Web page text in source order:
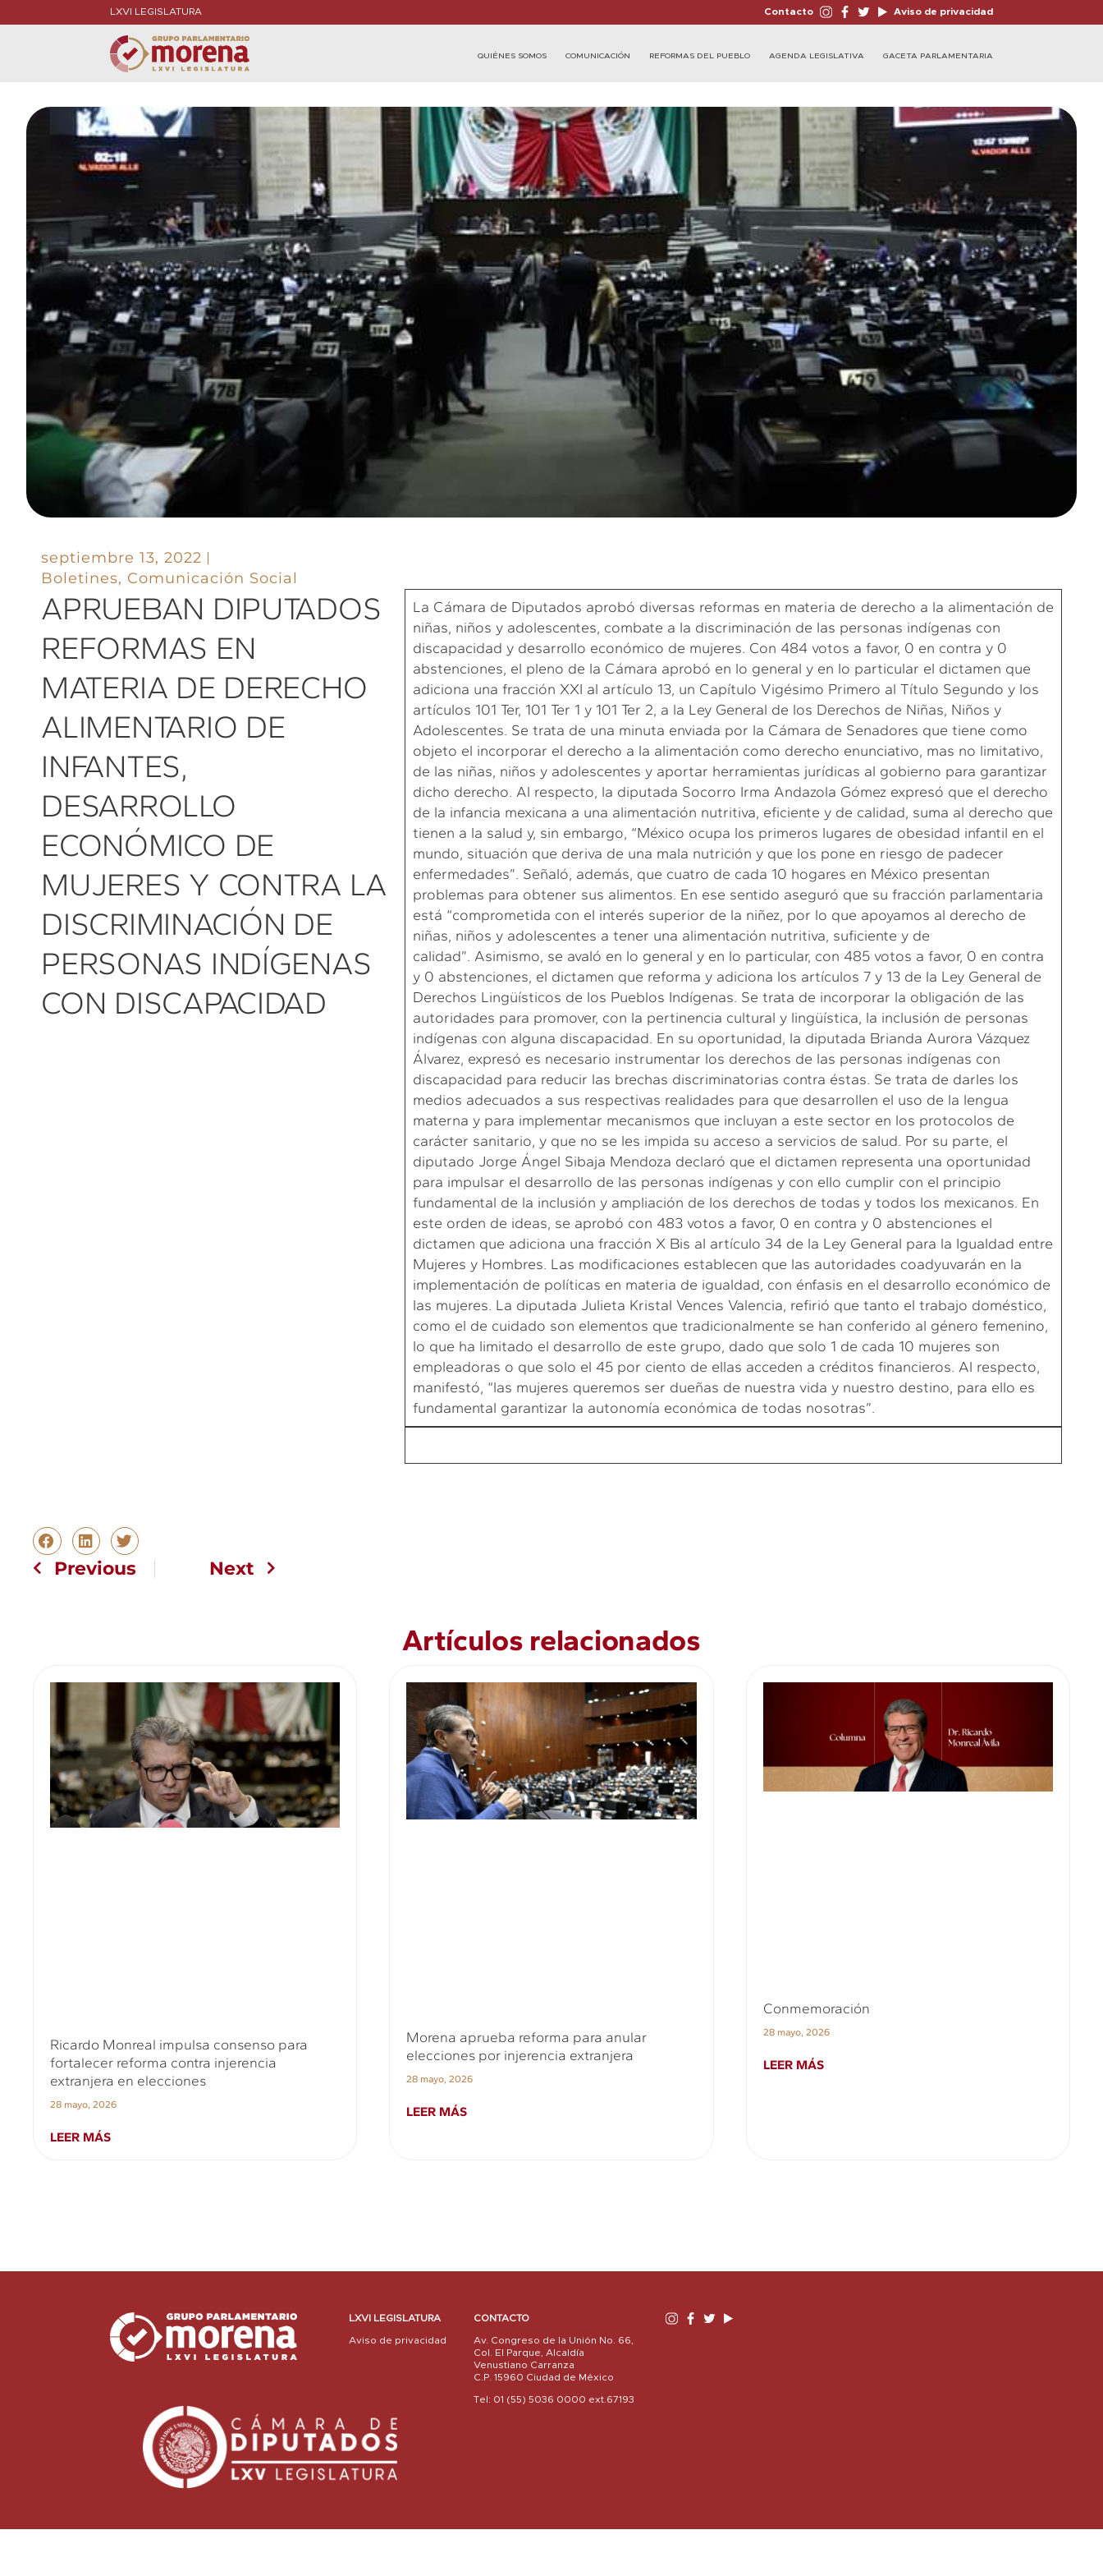
LXVI LEGISLATURA Contacto Aviso de privacidad
QUIÉNES SOMOS COMUNICACIÓN REFORMAS DEL PUEBLO AGENDA LEGISLATIVA GACETA PARLAMENTARIA
septiembre 13, 2022
Boletines, Comunicación Social
APRUEBAN DIPUTADOS
REFORMAS EN
MATERIA DE DERECHO
ALIMENTARIO DE
INFANTES,
DESARROLLO
ECONÓMICO DE
MUJERES Y CONTRA LA
DISCRIMINACIÓN DE
PERSONAS INDÍGENAS
CON DISCAPACIDAD
La Cámara de Diputados aprobó diversas reformas en materia de derecho a la alimentación de
niñas, niños y adolescentes, combate a la discriminación de las personas indígenas con
discapacidad y desarrollo económico de mujeres. Con 484 votos a favor, 0 en contra y 0
abstenciones, el pleno de la Cámara aprobó en lo general y en lo particular el dictamen que
adiciona una fracción XXI al artículo 13, un Capítulo Vigésimo Primero al Título Segundo y los
artículos 101 Ter, 101 Ter 1 y 101 Ter 2, a la Ley General de los Derechos de Niñas, Niños y
Adolescentes. Se trata de una minuta enviada por la Cámara de Senadores que tiene como
objeto el incorporar el derecho a la alimentación como derecho enunciativo, mas no limitativo,
de las niñas, niños y adolescentes y aportar herramientas jurídicas al gobierno para garantizar
dicho derecho. Al respecto, la diputada Socorro Irma Andazola Gómez expresó que el derecho
de la infancia mexicana a una alimentación nutritiva, eficiente y de calidad, suma al derecho que
tienen a la salud y, sin embargo, “México ocupa los primeros lugares de obesidad infantil en el
mundo, situación que deriva de una mala nutrición y que los pone en riesgo de padecer
enfermedades”. Señaló, además, que cuatro de cada 10 hogares en México presentan
problemas para obtener sus alimentos. En ese sentido aseguró que su fracción parlamentaria
está “comprometida con el interés superior de la niñez, por lo que apoyamos al derecho de
niñas, niños y adolescentes a tener una alimentación nutritiva, suficiente y de
calidad”. Asimismo, se avaló en lo general y en lo particular, con 485 votos a favor, 0 en contra
y 0 abstenciones, el dictamen que reforma y adiciona los artículos 7 y 13 de la Ley General de
Derechos Lingüísticos de los Pueblos Indígenas. Se trata de incorporar la obligación de las
autoridades para promover, con la pertinencia cultural y lingüística, la inclusión de personas
indígenas con alguna discapacidad. En su oportunidad, la diputada Brianda Aurora Vázquez
Álvarez, expresó es necesario instrumentar los derechos de las personas indígenas con
discapacidad para reducir las brechas discriminatorias contra éstas. Se trata de darles los
medios adecuados a sus respectivas realidades para que desarrollen el uso de la lengua
materna y para implementar mecanismos que incluyan a este sector en los protocolos de
carácter sanitario, y que no se les impida su acceso a servicios de salud. Por su parte, el
diputado Jorge Ángel Sibaja Mendoza declaró que el dictamen representa una oportunidad
para impulsar el desarrollo de las personas indígenas y con ello cumplir con el principio
fundamental de la inclusión y ampliación de los derechos de todas y todos los mexicanos. En
este orden de ideas, se aprobó con 483 votos a favor, 0 en contra y 0 abstenciones el
dictamen que adiciona una fracción X Bis al artículo 34 de la Ley General para la Igualdad entre
Mujeres y Hombres. Las modificaciones establecen que las autoridades coadyuvarán en la
implementación de políticas en materia de igualdad, con énfasis en el desarrollo económico de
las mujeres. La diputada Julieta Kristal Vences Valencia, refirió que tanto el trabajo doméstico,
como el de cuidado son elementos que tradicionalmente se han conferido al género femenino,
lo que ha limitado el desarrollo de este grupo, dado que solo 1 de cada 10 mujeres son
empleadoras o que solo el 45 por ciento de ellas acceden a créditos financieros. Al respecto,
manifestó, “las mujeres queremos ser dueñas de nuestra vida y nuestro destino, para ello es
fundamental garantizar la autonomía económica de todas nosotras”.
Previous Next
Artículos relacionados
Ricardo Monreal impulsa consenso para
fortalecer reforma contra injerencia
extranjera en elecciones
28 mayo, 2026
LEER MÁS
Morena aprueba reforma para anular
elecciones por injerencia extranjera
28 mayo, 2026
LEER MÁS
Conmemoración
28 mayo, 2026
LEER MÁS
LXVI LEGISLATURA
Aviso de privacidad
CONTACTO
Av. Congreso de la Unión No. 66,
Col. El Parque, Alcaldía
Venustiano Carranza
C.P. 15960 Ciudad de México
Tel: 01 (55) 5036 0000 ext.67193